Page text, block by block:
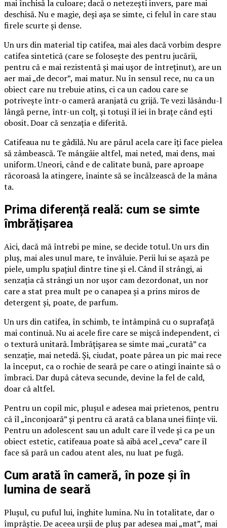
mai închisă la culoare; dacă o netezești invers, pare mai
deschisă. Nu e magie, deși așa se simte, ci felul în care stau
firele scurte și dense.
Un urs din material tip catifea, mai ales dacă vorbim despre
catifea sintetică (care se folosește des pentru jucării,
pentru că e mai rezistentă și mai ușor de întreținut), are un
aer mai „de decor”, mai matur. Nu în sensul rece, nu ca un
obiect care nu trebuie atins, ci ca un cadou care se
potrivește într-o cameră aranjată cu grijă. Te vezi lăsându-l
lângă perne, într-un colț, și totuși îl iei în brațe când ești
obosit. Doar că senzația e diferită.
Catifeaua nu te gâdilă. Nu are părul acela care îți face pielea
să zâmbească. Te mângâie altfel, mai neted, mai dens, mai
uniform. Uneori, când e de calitate bună, pare aproape
răcoroasă la atingere, înainte să se încălzească de la mâna
ta.
Prima diferență reală: cum se simte
îmbrățișarea
Aici, dacă mă întrebi pe mine, se decide totul. Un urs din
pluș, mai ales unul mare, te învăluie. Perii lui se așază pe
piele, umplu spațiul dintre tine și el. Când îl strângi, ai
senzația că strângi un nor ușor cam dezordonat, un nor
care a stat prea mult pe o canapea și a prins miros de
detergent și, poate, de parfum.
Un urs din catifea, în schimb, te întâmpină cu o suprafață
mai continuă. Nu ai acele fire care se mișcă independent, ci
o textură unitară. Îmbrățișarea se simte mai „curată” ca
senzație, mai netedă. Și, ciudat, poate părea un pic mai rece
la început, ca o rochie de seară pe care o atingi înainte să o
îmbraci. Dar după câteva secunde, devine la fel de cald,
doar că altfel.
Pentru un copil mic, plușul e adesea mai prietenos, pentru
că îl „înconjoară” și pentru că arată ca blana unei ființe vii.
Pentru un adolescent sau un adult care îl vede și ca pe un
obiect estetic, catifeaua poate să aibă acel „ceva” care îl
face să pară un cadou atent ales, nu luat pe fugă.
Cum arată în cameră, în poze și în
lumina de seară
Plușul, cu puful lui, înghite lumina. Nu în totalitate, dar o
împrăștie. De aceea urșii de pluș par adesea mai „mat”, mai